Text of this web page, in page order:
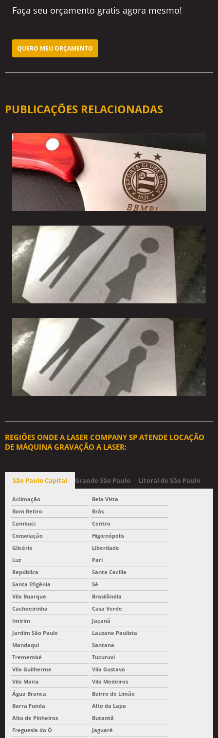
Faça seu orçamento gratis agora mesmo!
QUERO MEU ORÇAMENTO
PUBLICAÇÕES RELACIONADAS
REGIÕES ONDE A LASER COMPANY SP ATENDE LOCAÇÃO
DE MÁQUINA GRAVAÇÃO A LASER:
São Paulo Capital Grande São Paulo Litoral de São Paulo
Aclimação
Bela Vista
Bom Retiro
Brás
Cambuci
Centro
Consolação
Higienópolis
Glicério
Liberdade
Luz
Pari
República
Santa Cecília
Santa Efigênia
Sé
Vila Buarque
Brasilândia
Cachoeirinha
Casa Verde
Imirim
Jaçanã
Jardim São Paulo
Lauzane Paulista
Mandaqui
Santana
Tremembé
Tucuruvi
Vila Guilherme
Vila Gustavo
Vila Maria
Vila Medeiros
Água Branca
Bairro do Limão
Barra Funda
Alto da Lapa
Alto de Pinheiros
Butantã
Freguesia do Ó
Jaguaré